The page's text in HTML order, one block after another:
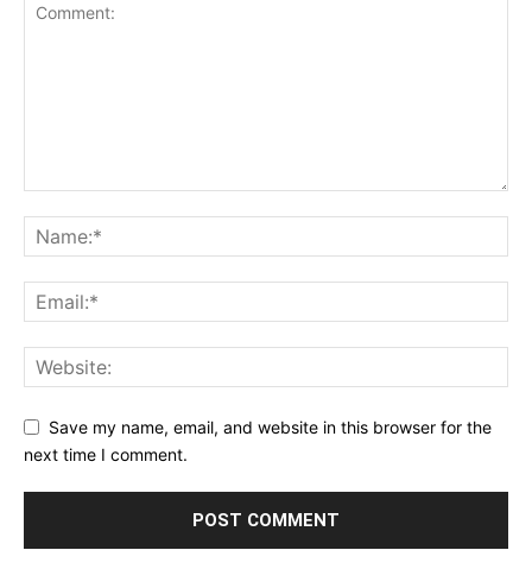
Save my name, email, and website in this browser for the
next time I comment.